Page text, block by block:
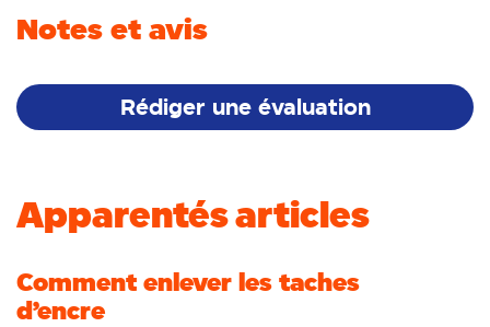
Notes et avis
Rédiger une évaluation
Apparentés articles
Comment enlever les taches
d’encre